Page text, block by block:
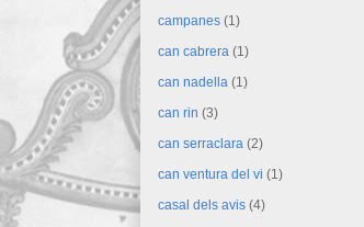
campanes (1)
can cabrera (1)
can nadella (1)
can rin (3)
can serraclara (2)
can ventura del vi (1)
casal dels avis (4)